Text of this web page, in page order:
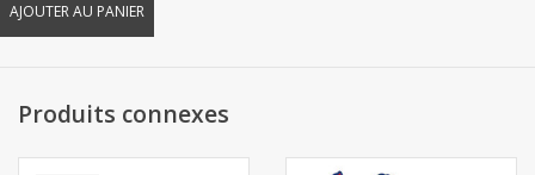
AJOUTER AU PANIER
Produits connexes